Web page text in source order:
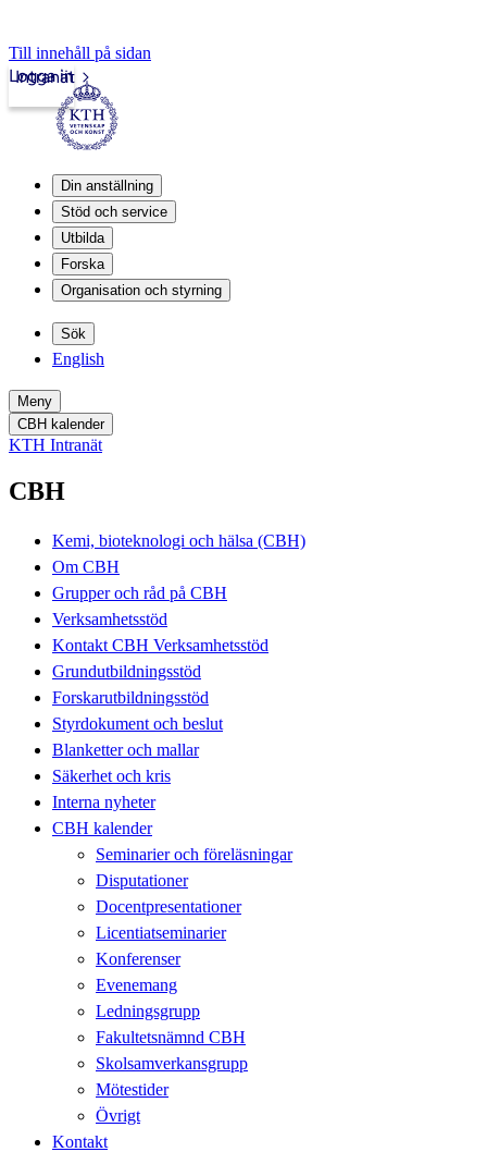
Till innehåll på sidan
Intranät
Logga in
Din anställning
Stöd och service
Utbilda
Forska
Organisation och styrning
Sök
English
Meny
CBH kalender
KTH Intranät
CBH
Kemi, bioteknologi och hälsa (CBH)
Om CBH
Grupper och råd på CBH
Verksamhetsstöd
Kontakt CBH Verksamhetsstöd
Grundutbildningsstöd
Forskarutbildningsstöd
Styrdokument och beslut
Blanketter och mallar
Säkerhet och kris
Interna nyheter
CBH kalender
Seminarier och föreläsningar
Disputationer
Docentpresentationer
Licentiatseminarier
Konferenser
Evenemang
Ledningsgrupp
Fakultetsnämnd CBH
Skolsamverkansgrupp
Mötestider
Övrigt
Kontakt